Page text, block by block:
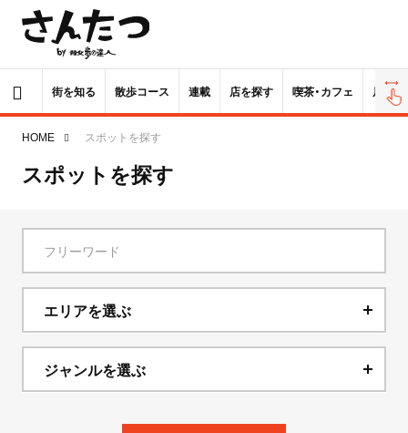
街を知る 散歩コース 連載 店を探す 喫茶・カフェ 居酒屋
HOME スポットを探す
スポットを探す
エリアを選ぶ
北海道
青森県
ジャンルを選ぶ